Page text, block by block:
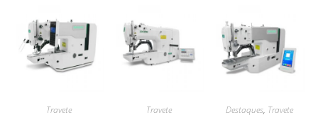
Travete Travete Destaques, Travete